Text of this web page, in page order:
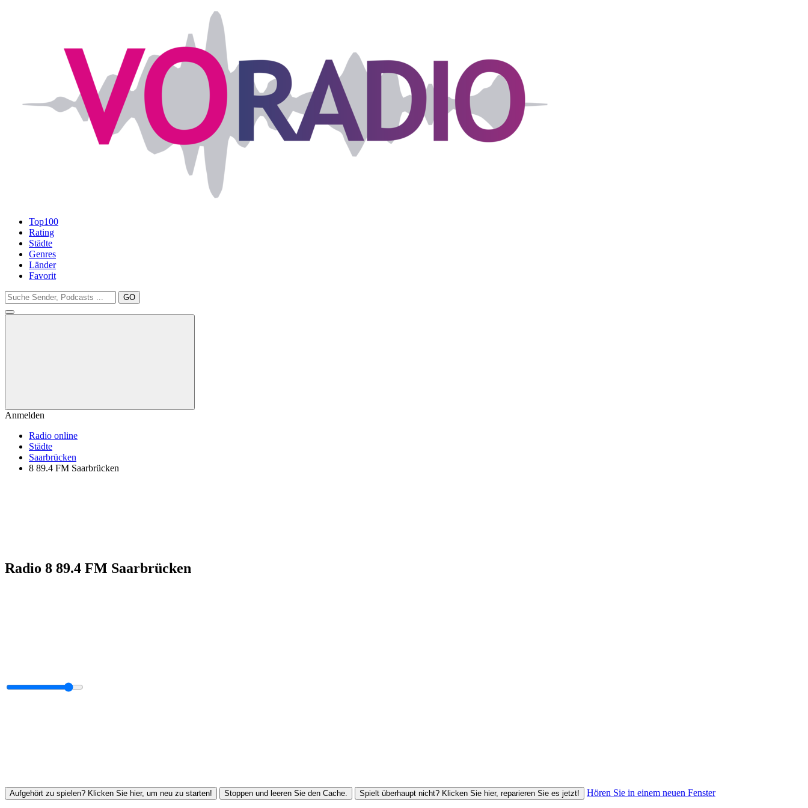
Top100
Rating
Städte
Genres
Länder
Favorit
GO
Anmelden
Radio online
Städte
Saarbrücken
8 89.4 FM Saarbrücken
Radio 8 89.4 FM Saarbrücken
Aufgehört zu spielen? Klicken Sie hier, um neu zu starten! Stoppen und leeren Sie den Cache. Spielt überhaupt nicht? Klicken Sie hier, reparieren Sie es jetzt! Hören Sie in einem neuen Fenster